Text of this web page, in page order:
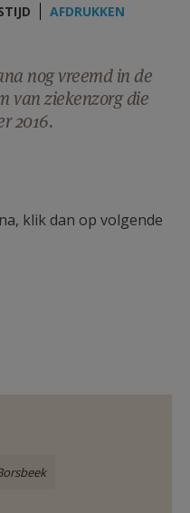
AFDRUKKEN
nog vreemd in de
van ziekenzorg die
2016.
klik dan op volgende